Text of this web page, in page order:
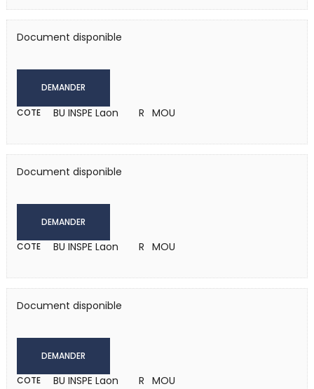
Document disponible
DEMANDER
COTE BU INSPE Laon R MOU
Document disponible
DEMANDER
COTE BU INSPE Laon R MOU
Document disponible
DEMANDER
COTE BU INSPE Laon R MOU